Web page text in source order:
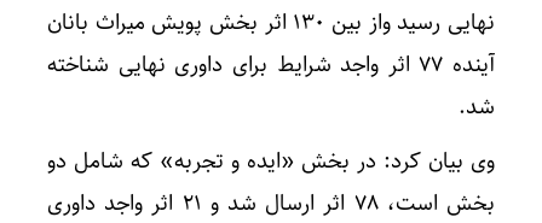
نهایی رسید واز بین ١٣٠ اثر بخش پویش میراث بانان
آینده ٧٧ اثر واجد شرایط برای داوری نهایی شناخته
شد.
وی بیان کرد: در بخش «ایده و تجربه» که شامل دو
بخش است، ۷۸ اثر ارسال شد و ۲۱ اثر واجد داوری